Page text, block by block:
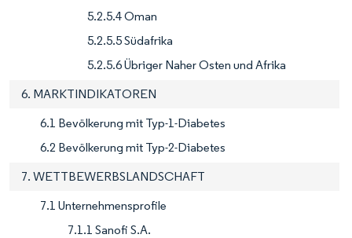
5.2.5.4 Oman
5.2.5.5 Südafrika
5.2.5.6 Übriger Naher Osten und Afrika
6. MARKTINDIKATOREN
6.1 Bevölkerung mit Typ-1-Diabetes
6.2 Bevölkerung mit Typ-2-Diabetes
7. WETTBEWERBSLANDSCHAFT
7.1 Unternehmensprofile
7.1.1 Sanofi S.A.